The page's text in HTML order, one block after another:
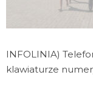
INFOLINIA)
klawiaturze